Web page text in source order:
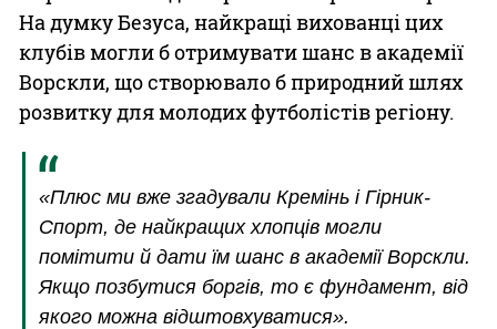
На думку Безуса, найкращі вихованці цих
клубів могли б отримувати шанс в академії
Ворскли, що створювало б природний шлях
розвитку для молодих футболістів регіону.
«Плюс ми вже згадували Кремінь і Гірник-
Спорт, де найкращих хлопців могли
помітити й дати їм шанс в академії Ворскли.
Якщо позбутися боргів, то є фундамент, від
якого можна відштовхуватися».